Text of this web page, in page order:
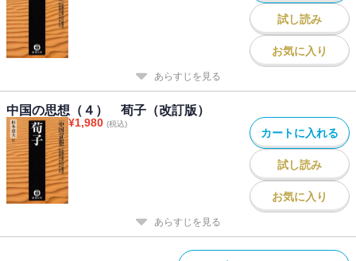
試し読み
お気に入り
あらすじを見る
中国の思想（４） 荀子（改訂版）
¥1,980 (税込)
カートに入れる
試し読み
お気に入り
あらすじを見る